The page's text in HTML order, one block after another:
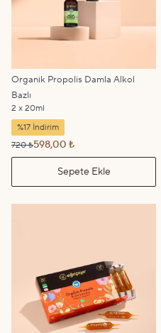
Organik Propolis Damla Alkol
Bazlı
2 x 20ml
%17 İndirim
720 ₺598,00 ₺
Sepete Ekle